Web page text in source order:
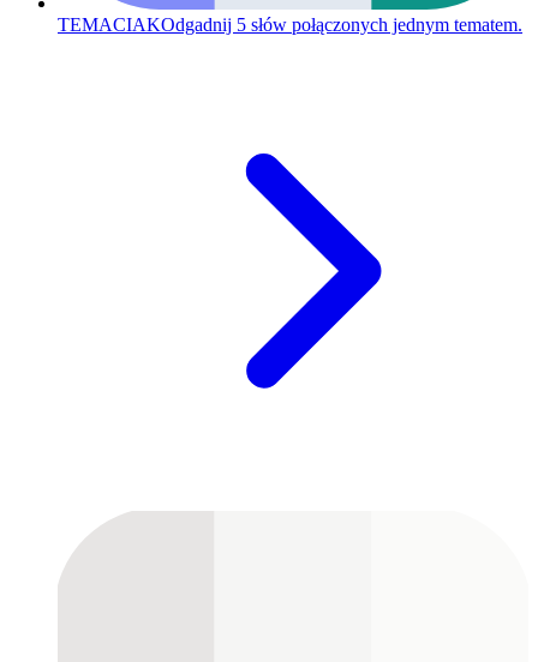
TEMACIAKOdgadnij 5 słów połączonych jednym tematem.